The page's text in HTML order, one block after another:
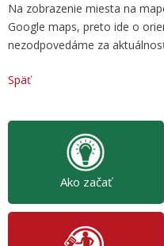
Na zobrazenie miesta na
Google maps, preto ide o
nezodpovedáme za
Späť
Ako začať